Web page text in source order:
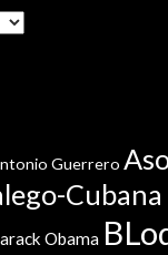
Guerrero
Obama